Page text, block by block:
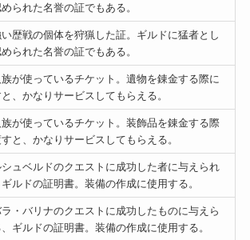
られた名誉の証でもある。
歴戦の個体を狩猟した証。ギルドに猛者とし
られた名誉の証でもある。
が使っているチケット。遺物を錬金する際に
、かなりサービスしてもらえる。
が使っているチケット。装飾品を錬金する際
と、かなりサービスしてもらえる。
シュベルドのクエストに成功した者に与えられ
ルドの証明書。装備の作成に使用する。
ラ・バリナのクエストに成功したものに与えら
ギルドの証明書。装備の作成に使用する。